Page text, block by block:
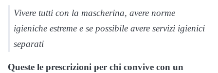
Vivere tutti con la mascherina, avere norme
igieniche estreme e se possibile avere servizi igienici
separati
Queste le prescrizioni per chi convive con un